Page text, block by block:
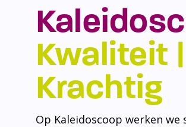
Kwaliteit
Krachtig
Op Kaleidoscoop werken